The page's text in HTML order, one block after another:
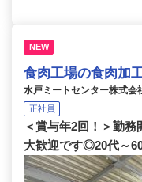
NEW
食肉工場の食肉加
水戸ミートセンター株式会
正社員
＜賞与年2回！＞勤
大歓迎です◎20代～